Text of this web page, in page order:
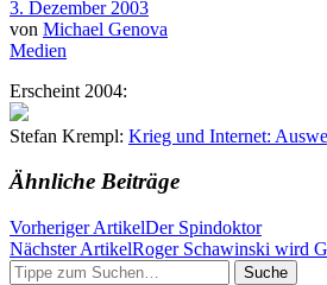
3. Dezember 2003
von Michael Genova
Medien
Erscheint 2004:
Stefan Krempl: Krieg und Internet:
Ähnliche Beiträge
Vorheriger ArtikelDer Spindoktor
Nächster ArtikelRoger Schawinski wird
Suche